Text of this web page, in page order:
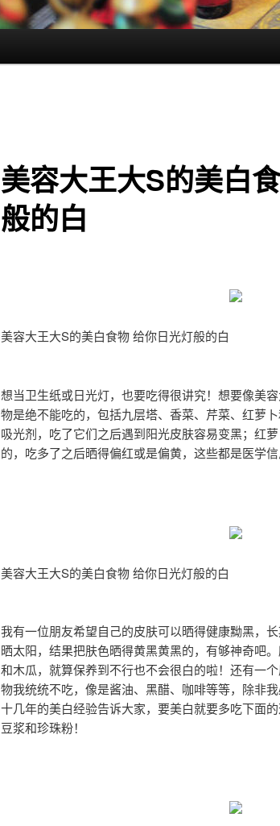
美容大王大S的美白
般的白
美容大王大S的美白食物 给你日光灯般的白
想当卫生纸或日光灯，也要吃得很讲究！想要像美
物是绝不能吃的，包括九层塔、香菜、芹菜、红萝
吸光剂，吃了它们之后遇到阳光皮肤容易变黑；红
的，吃多了之后晒得偏红或是偏黄，这些都是医学信
美容大王大S的美白食物 给你日光灯般的白
我有一位朋友希望自己的皮肤可以晒得健康黝黑，
晒太阳，结果把肤色晒得黄黑黄黑的，有够神奇吧
和木瓜，就算保养到不行也不会很白的啦！还有一
物我统统不吃，像是酱油、黑醋、咖啡等等，除非
十几年的美白经验告诉大家，要美白就要多吃下面
豆浆和珍珠粉！